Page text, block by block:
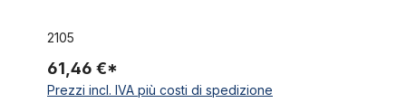
2105
61,46 €*
Prezzi incl. IVA più costi di spedizione